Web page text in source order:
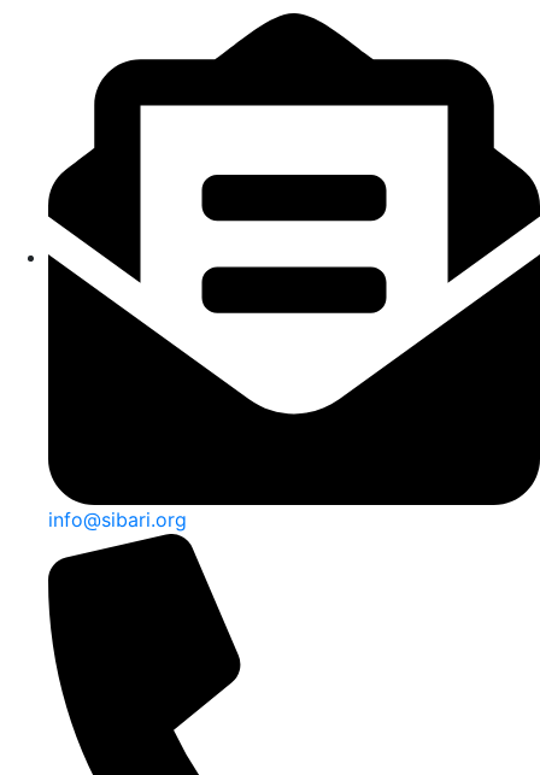
info@sibari.org